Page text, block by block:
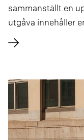
sammanställt en
utgåva innehåller
hur den skärpta
medför nya risker